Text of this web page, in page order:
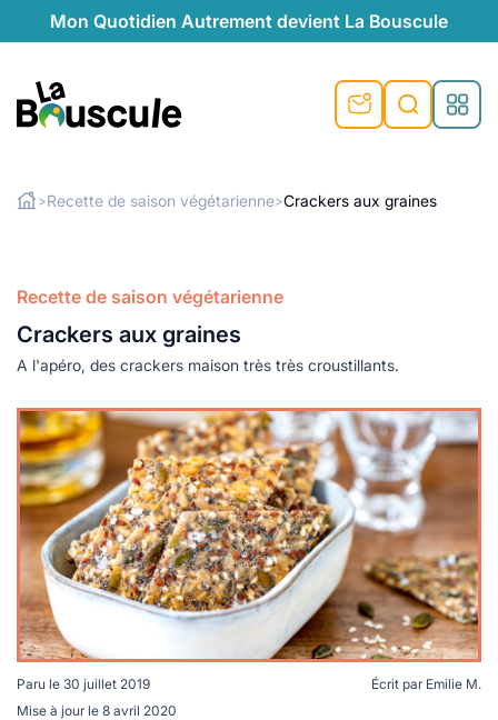
Mon Quotidien Autrement devient La Bouscule
préventive
au naturel
locales
plus de recyclage
responsables
durables
de recyclage
témoignages
saison
responsables
douce
>Recette de saison végétarienne>Crackers aux graines
Recette de saison végétarienne
Crackers aux graines
A l'apéro, des crackers maison très très croustillants.
Paru le 30 juillet 2019
Mise à jour le 8 avril 2020
Écrit par Emilie M.